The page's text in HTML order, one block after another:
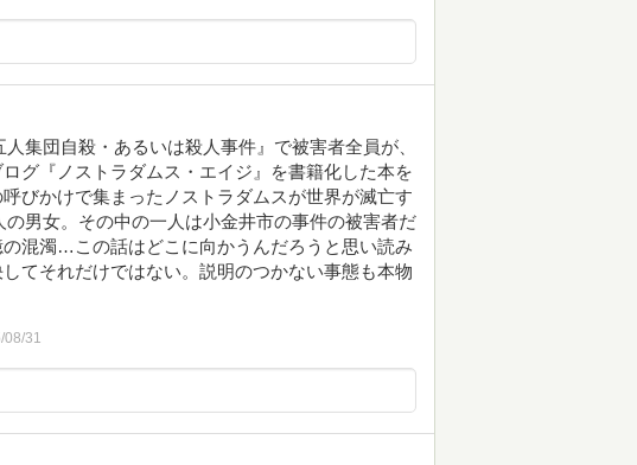
集団自殺・あるいは殺人事件』で被害者全員が、
グ『ノストラダムス・エイジ』を書籍化した本を
びかけで集まったノストラダムスが世界が滅亡す
男女。その中の一人は小金井市の事件の被害者だ
混濁…この話はどこに向かうんだろうと思い読み
てそれだけではない。説明のつかない事態も本物
08/31